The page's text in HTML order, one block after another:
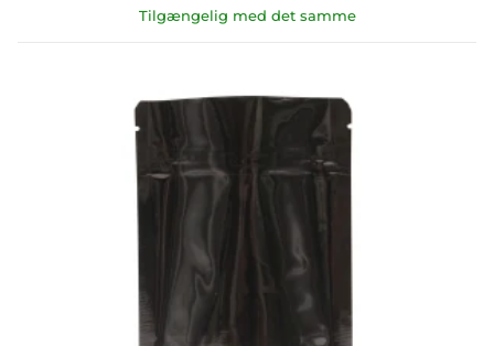
Tilgængelig med det samme